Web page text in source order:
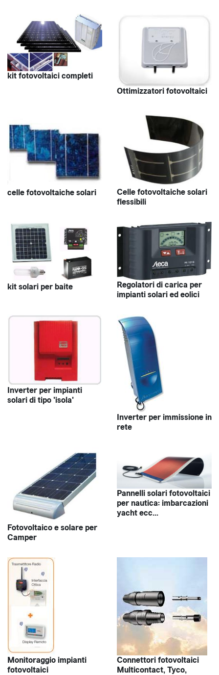
kit fotovoltaici completi
Ottimizzatori fotovoltaici
celle fotovoltaiche solari
Celle fotovoltaiche solari
flessibili
kit solari per baite
Regolatori di carica per
impianti solari ed eolici
Inverter per impianti
solari di tipo 'isola'
Inverter per immissione in
rete
Fotovoltaico e solare per
Camper
Pannelli solari fotovoltaici
per nautica: imbarcazioni
yacht ecc...
Monitoraggio impianti
fotovoltaici
Connettori fotovoltaici
Multicontact, Tyco,